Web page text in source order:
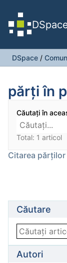
DSpace /
părți în
Căutați în
Total: 1 articol
Citarea
Căutare
Autori